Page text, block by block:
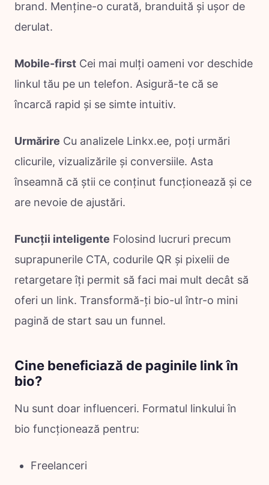
brand. Menține-o curată, branduită și ușor de
derulat.
Mobile-first Cei mai mulți oameni vor deschide
linkul tău pe un telefon. Asigură-te că se
încarcă rapid și se simte intuitiv.
Urmărire Cu analizele Linkx.ee, poți urmări
clicurile, vizualizările și conversiile. Asta
înseamnă că știi ce conținut funcționează și ce
are nevoie de ajustări.
Funcții inteligente Folosind lucruri precum
suprapunerile CTA, codurile QR și pixelii de
retargetare îți permit să faci mai mult decât să
oferi un link. Transformă-ți bio-ul într-o mini
pagină de start sau un funnel.
Cine beneficiază de paginile link în
bio?
Nu sunt doar influenceri. Formatul linkului în
bio funcționează pentru:
Freelanceri